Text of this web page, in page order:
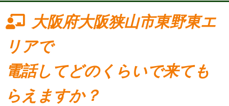
大阪府大阪狭山市東野東エ
リアで
電話してどのくらいで来ても
らえますか？